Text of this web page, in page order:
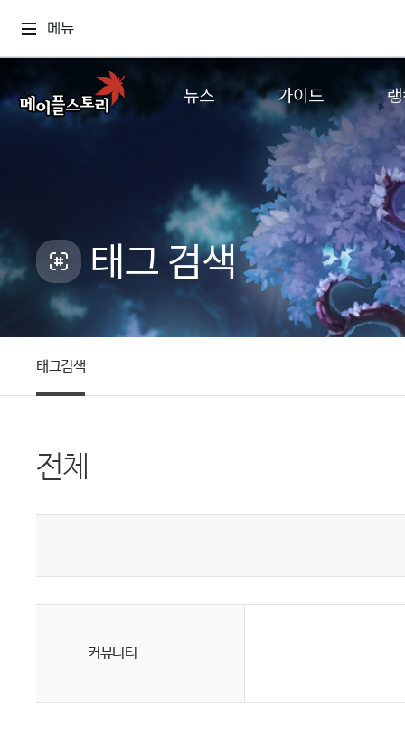
메뉴
뉴스
업데이트
이벤트
캐시샵 공지
메이플 알림판
with maple
가이드
게임정보
직업소개
확률형 아이템
NEXON NOW
추가정보
월드
컨텐
태그 검색
태그검색
전체
커뮤니티